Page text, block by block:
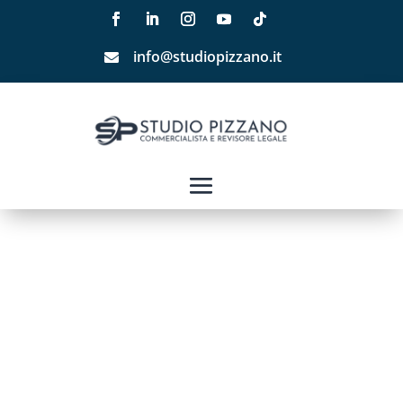
 info@studiopizzano.it